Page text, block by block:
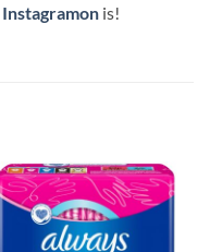
Instagramon is!